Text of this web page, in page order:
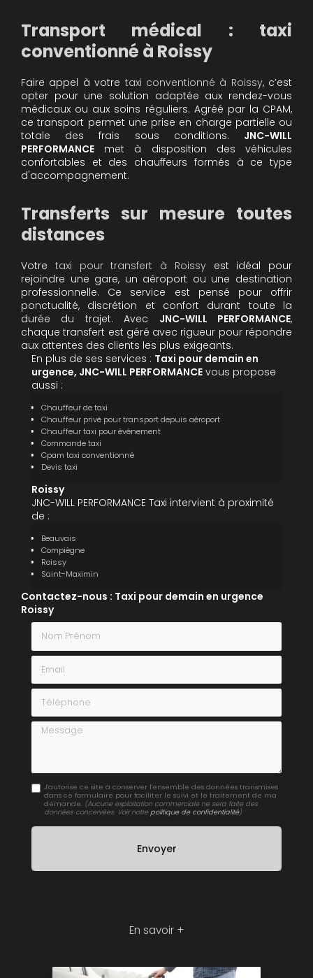
Transport médical : taxi
conventionné à Roissy
Faire appel à votre taxi conventionné à Roissy, c’est
opter pour une solution adaptée aux rendez-vous
médicaux ou aux soins réguliers. Agréé par la CPAM,
ce transport permet une prise en charge partielle ou
totale des frais sous conditions. JNC-WILL
PERFORMANCE met à disposition des véhicules
confortables et des chauffeurs formés à ce type
d'accompagnement.
Transferts sur mesure toutes
distances
Votre taxi pour transfert à Roissyest idéal pour
rejoindre une gare, un aéroport ou une destination
professionnelle. Ce service est pensé pour offrir
ponctualité, discrétion et confort durant toute la
durée du trajet. Avec JNC-WILL PERFORMANCE,
chaque transfert est géré avec rigueur pour répondre
aux attentes des clients les plus exigeants.
En plus de ses services : Taxi pour demain en
urgence, JNC-WILL PERFORMANCE vous propose
aussi :
Chauffeur de taxi
Chauffeur privé pour transport depuis aéroport
Chauffeur taxi pour événement
Commande taxi
Cpam taxi conventionné
Devis taxi
Roissy
JNC-WILL PERFORMANCE Taxi intervient à proximité
de :
Beauvais
Compiègne
Roissy
Saint-Maximin
Contactez-nous : Taxi pour demain en urgence
Roissy
Nom Prénom
Email
Téléphone
Message
J'autorise ce site à conserver l'ensemble des données transmises
dans ce formulaire pour faciliter le suivi et le traitement de ma
demande. (Aucune exploitation commerciale ne sera faite des
données concervées. Voir notre politique de confidentialité)
En savoir +